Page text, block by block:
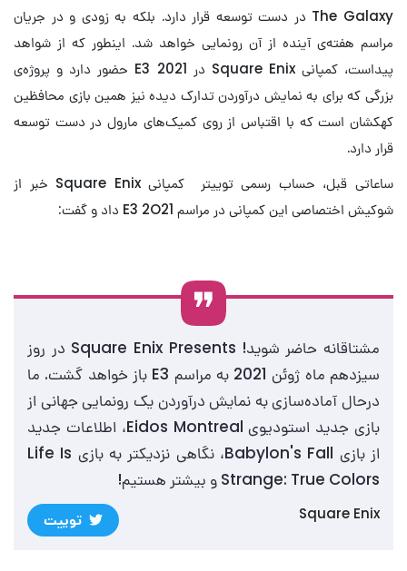
The Galaxy در دست توسعه قرار دارد. بلکه به زودی و در جریان
مراسم هفته‌ی آینده از آن رونمایی خواهد شد. اینطور که از شواهد
پیداست، کمپانی Square Enix در E3 2021 حضور دارد و پروژه‌ی
بزرگی که برای به نمایش درآوردن تدارک دیده نیز همین بازی محافظین
کهکشان است که با اقتباس از روی کمیک‌های مارول در دست توسعه
قرار دارد.
ساعاتی قبل، حساب رسمی توییتر کمپانی Square Enix خبر از
شوکیش اختصاصی این کمپانی در مراسم E3 2O21 داد و گفت:
مشتاقانه حاضر شوید! Square Enix Presents در روز
سیزدهم ماه ژوئن 2021 به مراسم E3 باز خواهد گشت. ما
درحال آماده‌سازی به نمایش درآوردن یک رونمایی جهانی از
بازی جدید استودیوی Eidos Montreal، اطلاعات جدید
از بازی Babylon's Fall، نگاهی نزدیکتر به بازی Life Is
Strange: True Colors و بیشتر هستیم!
Square Enix توییت